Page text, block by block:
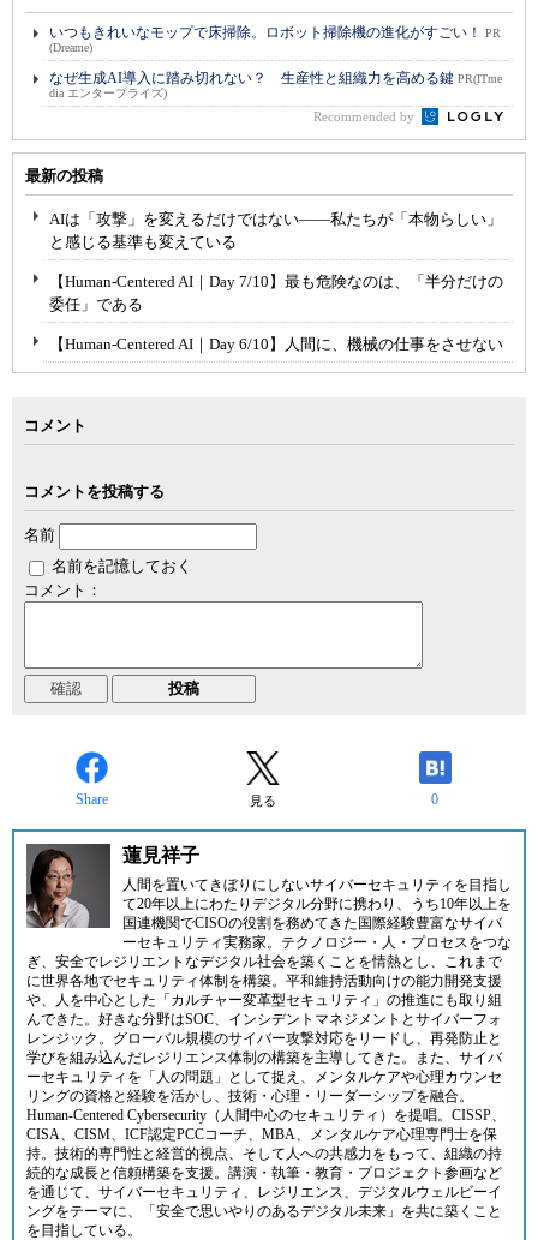
いつもきれいなモップで床掃除。ロボット掃除機の進化がすごい！
PR
(Dreame)
なぜ生成AI導入に踏み切れない？ 生産性と組織力を高める鍵 PR(ITme
dia エンタープライズ)
Recommended by
最新の投稿
AIは「攻撃」を変えるだけではない――私たちが「本物らしい」
と感じる基準も変えている
【Human-Centered AI｜Day 7/10】最も危険なのは、「半分だけの
委任」である
【Human-Centered AI｜Day 6/10】人間に、機械の仕事をさせない
コメント
コメントを投稿する
名前
名前を記憶しておく
コメント：
Share 見る 0
蓮見祥子
人間を置いてきぼりにしないサイバーセキュリティを目指し
て20年以上にわたりデジタル分野に携わり、うち10年以上を
国連機関でCISOの役割を務めてきた国際経験豊富なサイバ
ーセキュリティ実務家。テクノロジー・人・プロセスをつな
ぎ、安全でレジリエントなデジタル社会を築くことを情熱とし、これまで
に世界各地でセキュリティ体制を構築。平和維持活動向けの能力開発支援
や、人を中心とした「カルチャー変革型セキュリティ」の推進にも取り組
んできた。好きな分野はSOC、インシデントマネジメントとサイバーフォ
レンジック。グローバル規模のサイバー攻撃対応をリードし、再発防止と
学びを組み込んだレジリエンス体制の構築を主導してきた。また、サイバ
ーセキュリティを「人の問題」として捉え、メンタルケアや心理カウンセ
リングの資格と経験を活かし、技術・心理・リーダーシップを融合。
Human-Centered Cybersecurity（人間中心のセキュリティ）を提唱。CISSP、
CISA、CISM、ICF認定PCCコーチ、MBA、メンタルケア心理専門士を保
持。技術的専門性と経営的視点、そして人への共感力をもって、組織の持
続的な成長と信頼構築を支援。講演・執筆・教育・プロジェクト参画など
を通じて、サイバーセキュリティ、レジリエンス、デジタルウェルビーイ
ングをテーマに、「安全で思いやりのあるデジタル未来」を共に築くこと
を目指している。